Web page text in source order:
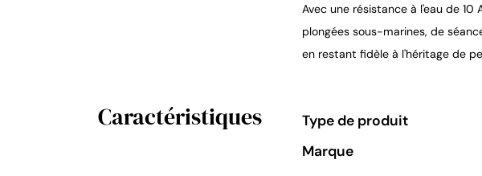
Avec une résistance à l'eau de
plongées sous-marines, de
en restant fidèle à l'héritage de
Caractéristiques Type de produit
Marque